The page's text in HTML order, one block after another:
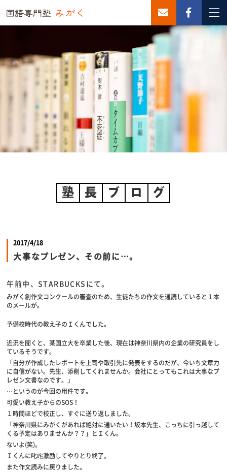
塾 長 ブ ロ グ
2017/4/18
大事なプレゼン、その前に…。
午前中、STARBUCKSにて。
みがく創作文コンクールの審査のため、生徒たちの作文を通読していると１本
のメールが。
予備校時代の教え子のＩくんでした。
近況を聞くと、某国立大を卒業した後、現在は神奈川県内の企業の研究員をし
ているそうです。
「自分が作成したレポートを上司や取引先に発表をするのだが、今いち文章力
に自信がない。先生、添削してくれませんか。会社にとってもこれは大事なプ
レゼン文書なのです。」
…というのが今回の用件です。
可愛い教え子からのSOS！
１時間ほどで校正し、すぐに送り返しました。
「神奈川県にみがくがあれば絶対に通いたい！坂本先生、こっちに引っ越して
くる予定はありませんか？？」とＩくん。
ないよ(笑)。
Ｉくんに叱咤激励してやりとり終了。
また作文読みに戻りました。